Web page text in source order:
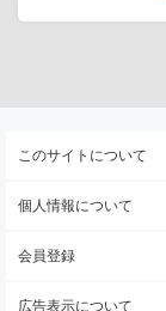
このサイトについて
個人情報について
会員登録
広告表示について